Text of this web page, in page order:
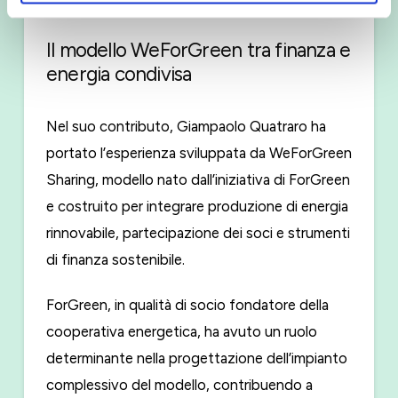
Il modello WeForGreen tra finanza e
energia condivisa
Nel suo contributo, Giampaolo Quatraro ha
portato l’esperienza sviluppata da WeForGreen
Sharing, modello nato dall’iniziativa di ForGreen
e costruito per integrare produzione di energia
rinnovabile, partecipazione dei soci e strumenti
di finanza sostenibile.
ForGreen, in qualità di socio fondatore della
cooperativa energetica, ha avuto un ruolo
determinante nella progettazione dell’impianto
complessivo del modello, contribuendo a